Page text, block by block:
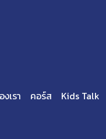
เรา คอร์ส Kids Talk